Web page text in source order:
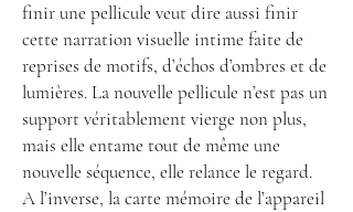
finir une pellicule veut dire aussi finir
cette narration visuelle intime faite de
reprises de motifs, d’échos d’ombres et de
lumières. La nouvelle pellicule n’est pas un
support véritablement vierge non plus,
mais elle entame tout de même une
nouvelle séquence, elle relance le regard.
A l’inverse, la carte mémoire de l’appareil